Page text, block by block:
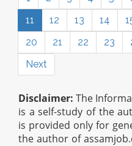
11
12 13 14
20
21 22 23
Next
Disclaimer: The
is a self-study of the
is provided only for
the author of